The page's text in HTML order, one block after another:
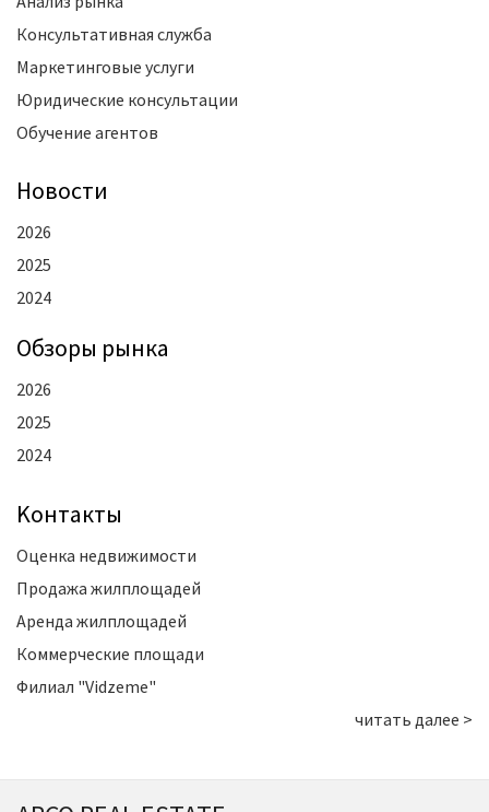
Консультативная служба
Маркетинговые услуги
Юридические консультации
Обучение агентов
Новости
2026
2025
2024
Oбзоры рынка
2026
2025
2024
Kонтакты
Оценка недвижимости
Продажа жилплощадей
Аренда жилплощадей
Коммерческие площади
Филиал "Vidzeme"
читать далее >